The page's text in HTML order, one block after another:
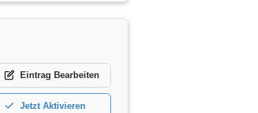
Eintrag Bearbeiten
Jetzt Aktivieren